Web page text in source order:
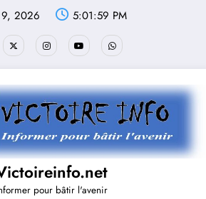
2026 5:02:00 PM
pour bâtir l'avenir